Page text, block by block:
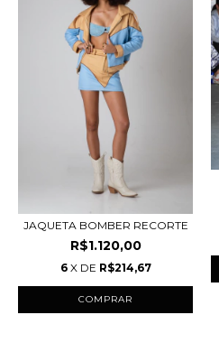
JAQUETA BOMBER RECORTE
R$1.120,00
6 X DE R$214,67
COMPRAR